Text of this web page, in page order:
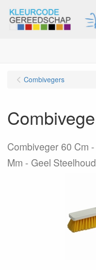
Combivegers
Combiveger 60 Cm
Mm - Geel